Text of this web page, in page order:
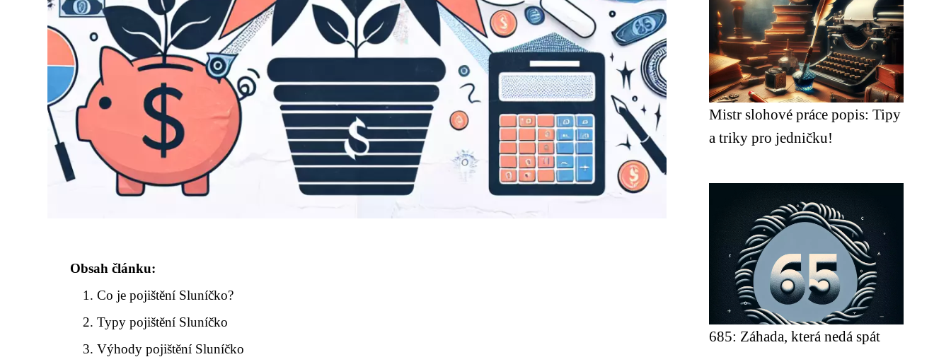
Obsah článku:
Co je pojištění Sluníčko?
Typy pojištění Sluníčko
Výhody pojištění Sluníčko
Mistr slohové práce popis: Tipy
a triky pro jedničku!
685: Záhada, která nedá spát